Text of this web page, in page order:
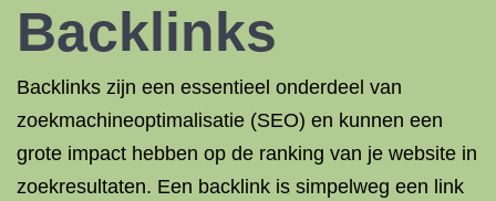
Backlinks
Backlinks zijn een essentieel onderdeel van
zoekmachineoptimalisatie (SEO) en kunnen een
grote impact hebben op de ranking van je website in
zoekresultaten. Een backlink is simpelweg een link